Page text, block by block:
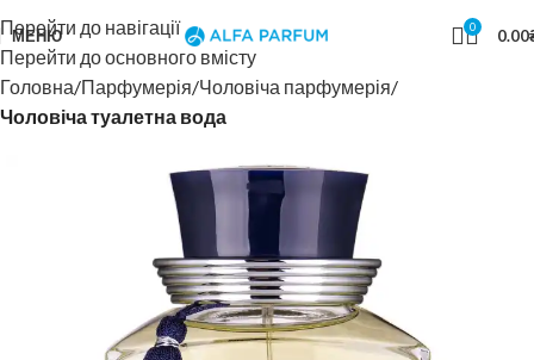
Перейти до навігації
Перейти до основного вмісту
МЕНЮ 0 0.00
Головна Парфумерія Чоловіча парфумерія
Чоловіча туалетна вода